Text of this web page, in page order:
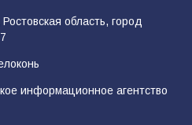
Что на самом
область, город
информационное агентство